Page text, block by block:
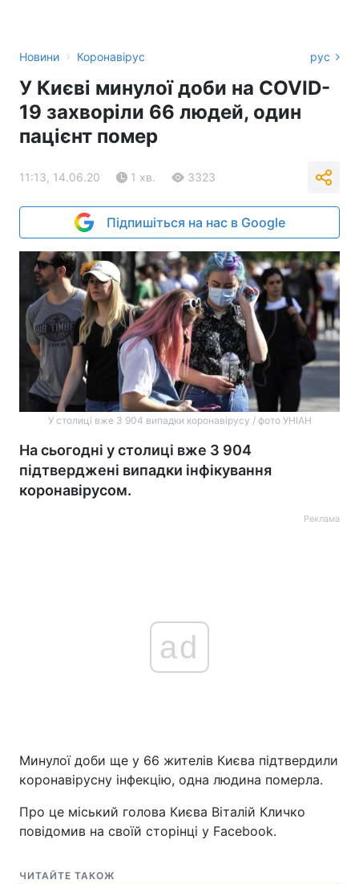
Новини › Коронавірус рус
У Києві минулої доби на COVID-
19 захворіли 66 людей, один
пацієнт помер
11:13, 14.06.20 1 хв. 3323
Підпишіться на нас в Google
У столиці вже 3 904 випадки коронавірусу / фото УНІАН
На сьогодні у столиці вже 3 904
підтверджені випадки інфікування
коронавірусом.
Реклама
ad
Минулої доби ще у 66 жителів Києва підтвердили
коронавірусну інфекцію, одна людина померла.
Про це міський голова Києва Віталій Кличко
повідомив на своїй сторінці у Facebook.
ЧИТАЙТЕ ТАКОЖ